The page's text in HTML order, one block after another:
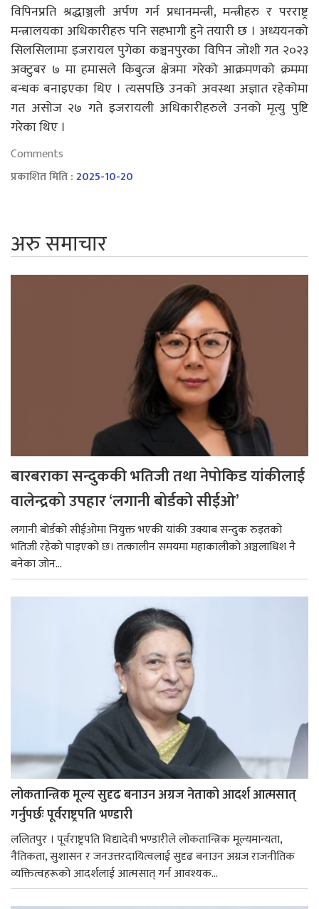
विपिनप्रति श्रद्धाञ्जली अर्पण गर्न प्रधानमन्त्री, मन्त्रीहरु र परराष्ट्र
मन्त्रालयका अधिकारीहरु पनि सहभागी हुने तयारी छ । अध्ययनको
सिलसिलामा इजरायल पुगेका कञ्चनपुरका विपिन जोशी गत २०२३
अक्टुबर ७ मा हमासले किबुत्ज क्षेत्रमा गरेको आक्रमणको क्रममा
बन्धक बनाइएका थिए । त्यसपछि उनको अवस्था अज्ञात रहेकोमा
गत असोज २७ गते इजरायली अधिकारीहरुले उनको मृत्यु पुष्टि
गरेका थिए ।
Comments
प्रकाशित मिति :2025-10-20
अरु समाचार
बारबराका सन्दुककी भतिजी तथा नेपोकिड यांकीलाई
वालेन्द्रको उपहार ‘लगानी बोर्डको सीईओ’
लगानी बोर्डको सीईओमा नियुक्त भएकी यांकी उक्याब सन्दुक रुइतको
भतिजी रहेको पाइएको छ। तत्कालीन समयमा महाकालीको अञ्चलाधिश नै
बनेका जोन...
लोकतान्त्रिक मूल्य सुदृढ बनाउन अग्रज नेताको आदर्श आत्मसात्
गर्नुपर्छः पूर्वराष्ट्रपति भण्डारी
ललितपुर । पूर्वराष्ट्रपति विद्यादेवी भण्डारीले लोकतान्त्रिक मूल्यमान्यता,
नैतिकता, सुशासन र जनउत्तरदायित्वलाई सुदृढ बनाउन अग्रज राजनीतिक
व्यक्तित्वहरूको आदर्शलाई आत्मसात् गर्न आवश्यक...